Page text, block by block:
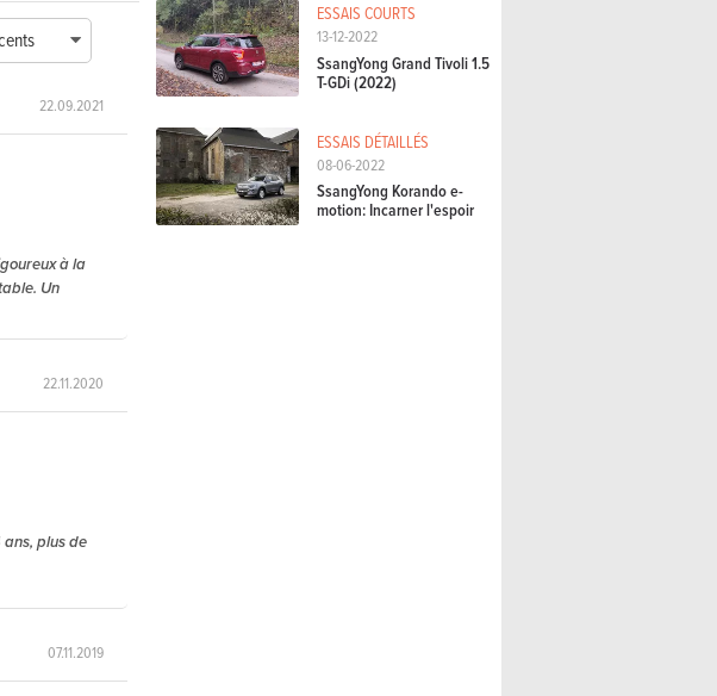
22.09.2021
à la
Un
22.11.2020
ans, plus de
07.11.2019
ESSAIS COURTS
13-12-2022
SsangYong Grand Tivoli 1.5
T-GDi (2022)
ESSAIS DÉTAILLÉS
08-06-2022
SsangYong Korando e-
motion: Incarner l'espoir